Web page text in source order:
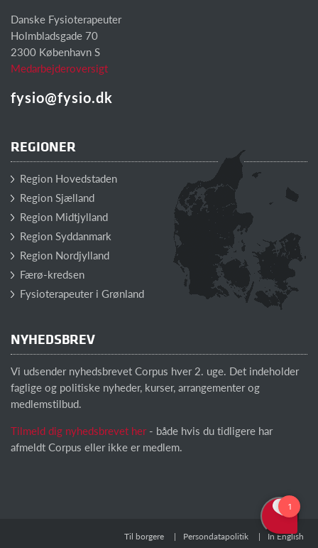
Danske Fysioterapeuter
Holmbladsgade 70
2300 København S
Medarbejderoversigt
fysio@fysio.dk
REGIONER
Region Hovedstaden
Region Sjælland
Region Midtjylland
Region Syddanmark
Region Nordjylland
Færø-kredsen
Fysioterapeuter i Grønland
NYHEDSBREV
Vi udsender nyhedsbrevet Corpus hver 2. uge. Det indeholder
faglige og politiske nyheder, kurser, arrangementer og
medlemstilbud.
Tilmeld dig nyhedsbrevet her- både hvis du tidligere har
afmeldt Corpus eller ikke er medlem.
Til borgere Persondatapolitik In English